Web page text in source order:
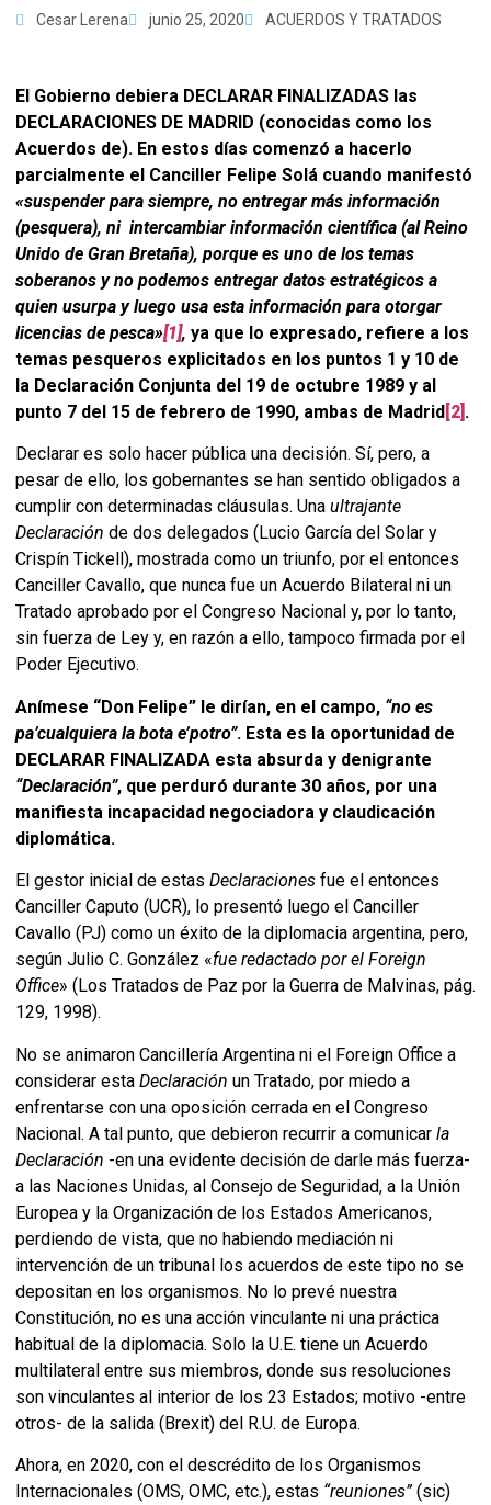
Cesar Lerena junio 25, 2020 ACUERDOS Y TRATADOS
El Gobierno debiera DECLARAR FINALIZADAS las
DECLARACIONES DE MADRID (conocidas como los
Acuerdos de). En estos días comenzó a hacerlo
parcialmente el Canciller Felipe Solá cuando manifestó
«suspender para siempre, no entregar más información
(pesquera), ni intercambiar información científica (al Reino
Unido de Gran Bretaña), porque es uno de los temas
soberanos y no podemos entregar datos estratégicos a
quien usurpa y luego usa esta información para otorgar
licencias de pesca»[1], ya que lo expresado, refiere a los
temas pesqueros explicitados en los puntos 1 y 10 de
la Declaración Conjunta del 19 de octubre 1989 y al
punto 7 del 15 de febrero de 1990, ambas de Madrid[2] .
Declarar es solo hacer pública una decisión. Sí, pero, a
pesar de ello, los gobernantes se han sentido obligados a
cumplir con determinadas cláusulas. Una ultrajante
Declaración de dos delegados (Lucio García del Solar y
Crispín Tickell), mostrada como un triunfo, por el entonces
Canciller Cavallo, que nunca fue un Acuerdo Bilateral ni un
Tratado aprobado por el Congreso Nacional y, por lo tanto,
sin fuerza de Ley y, en razón a ello, tampoco firmada por el
Poder Ejecutivo.
Anímese “Don Felipe” le dirían, en el campo, “no es
pa’cualquiera la bota e’potro”. Esta es la oportunidad de
DECLARAR FINALIZADA esta absurda y denigrante
“Declaración”, que perduró durante 30 años, por una
manifiesta incapacidad negociadora y claudicación
diplomática.
El gestor inicial de estas Declaraciones fue el entonces
Canciller Caputo (UCR), lo presentó luego el Canciller
Cavallo (PJ) como un éxito de la diplomacia argentina, pero,
según Julio C. González «fue redactado por el Foreign
Office» (Los Tratados de Paz por la Guerra de Malvinas, pág.
129, 1998).
No se animaron Cancillería Argentina ni el Foreign Office a
considerar esta Declaración un Tratado, por miedo a
enfrentarse con una oposición cerrada en el Congreso
Nacional. A tal punto, que debieron recurrir a comunicar la
Declaración -en una evidente decisión de darle más fuerza-
a las Naciones Unidas, al Consejo de Seguridad, a la Unión
Europea y la Organización de los Estados Americanos,
perdiendo de vista, que no habiendo mediación ni
intervención de un tribunal los acuerdos de este tipo no se
depositan en los organismos. No lo prevé nuestra
Constitución, no es una acción vinculante ni una práctica
habitual de la diplomacia. Solo la U.E. tiene un Acuerdo
multilateral entre sus miembros, donde sus resoluciones
son vinculantes al interior de los 23 Estados; motivo -entre
otros- de la salida (Brexit) del R.U. de Europa.
Ahora, en 2020, con el descrédito de los Organismos
Internacionales (OMS, OMC, etc.), estas “reuniones”(sic)